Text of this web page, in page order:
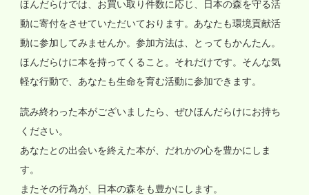
ほんだらけでは、お買い取り件数に応じ、日本の森を守る活
動に寄付をさせていただいております。あなたも環境貢献活
動に参加してみませんか。参加方法は、とってもかんたん。
ほんだらけに本を持ってくること。それだけです。そんな気
軽な行動で、あなたも生命を育む活動に参加できます。
読み終わった本がございましたら、ぜひほんだらけにお持ち
ください。
あなたとの出会いを終えた本が、だれかの心を豊かにしま
す。
またその行為が、日本の森をも豊かにします。